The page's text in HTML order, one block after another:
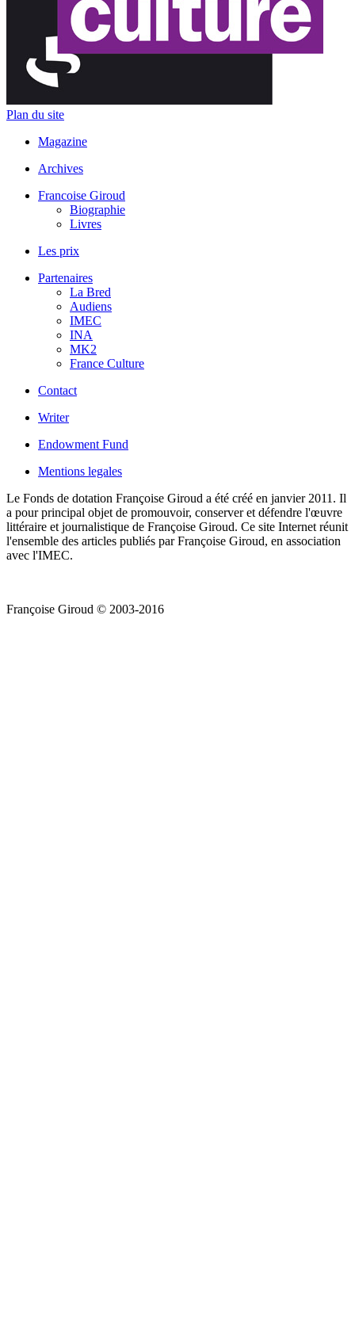
Plan du site
Magazine
Archives
Francoise Giroud
Biographie
Livres
Les prix
Partenaires
La Bred
Audiens
IMEC
INA
MK2
France Culture
Contact
Writer
Endowment Fund
Mentions legales
Le Fonds de dotation Françoise Giroud a été créé en janvier 2011. Il
a pour principal objet de promouvoir, conserver et défendre l'œuvre
littéraire et journalistique de Françoise Giroud. Ce site Internet réunit
l'ensemble des articles publiés par Françoise Giroud, en association
avec l'IMEC.
Françoise Giroud © 2003-2016